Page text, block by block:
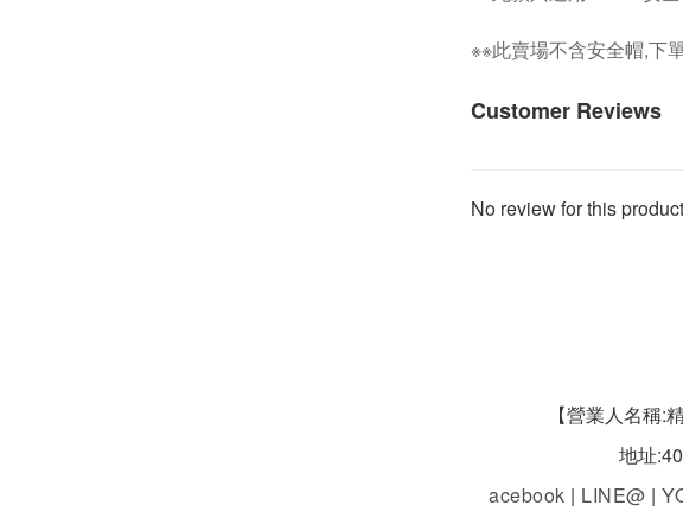
※※此賣場不含安全帽,下
Customer Reviews
No review for this product
【營業人名稱:
地址
acebook | LINE@ |